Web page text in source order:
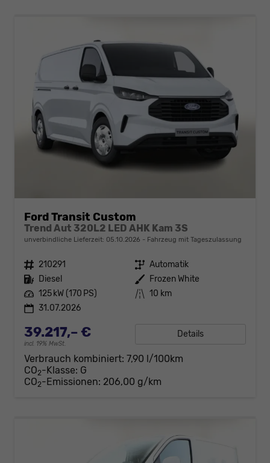
Ford Transit Custom
Trend Aut 320L2 LED AHK Kam 3S
unverbindliche Lieferzeit: 05.10.2026 Fahrzeug mit Tageszulassung
Fahrzeugnr. 210291 Getriebe Automatik
Kraftstoff Diesel Außenfarbe Frozen White
Leistung 125 kW (170 PS) Kilometerstand 10 km
31.07.2026
39.217,– €
incl. 19% MwSt.
Details
Verbrauch kombiniert: 7,90 l/100km
CO2-Klasse: G
CO2-Emissionen: 206,00 g/km